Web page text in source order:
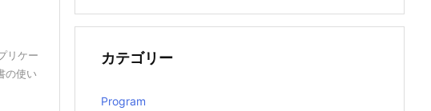
リケー
の使い
カテゴリー
Program